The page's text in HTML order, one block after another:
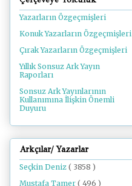
Yazarların Özgeçmişleri
Konuk Yazarların Özgeçmişleri
Çırak Yazarların Özgeçmişleri
Yıllık Sonsuz Ark Yayın
Raporları
Sonsuz Ark Yayınlarının
Kullanımına İlişkin Önemli
Duyuru
Arkçılar/ Yazarlar
Seçkin Deniz ( 3858 )
Mustafa Tamer ( 496 )